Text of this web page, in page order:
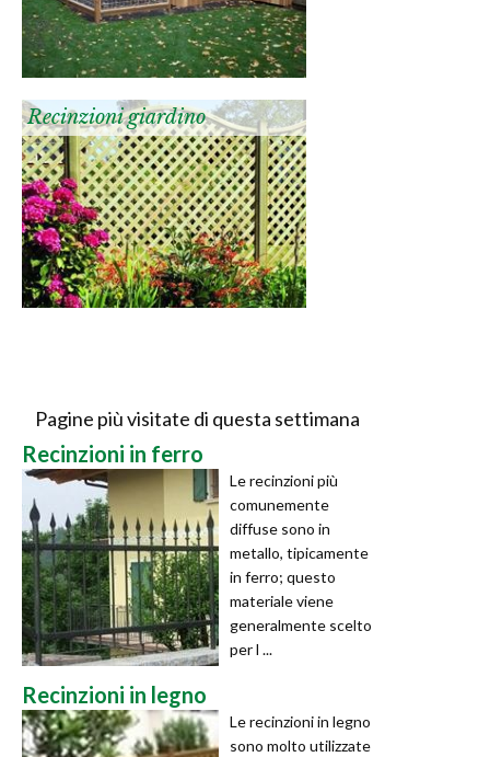
Recinzioni giardino
Pagine più visitate di questa settimana
Recinzioni in ferro
Le recinzioni più
comunemente
diffuse sono in
metallo, tipicamente
in ferro; questo
materiale viene
generalmente scelto
per l ...
Recinzioni in legno
Le recinzioni in legno
sono molto utilizzate